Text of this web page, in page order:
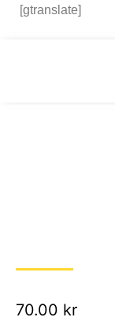
[gtranslate]
70.00 kr